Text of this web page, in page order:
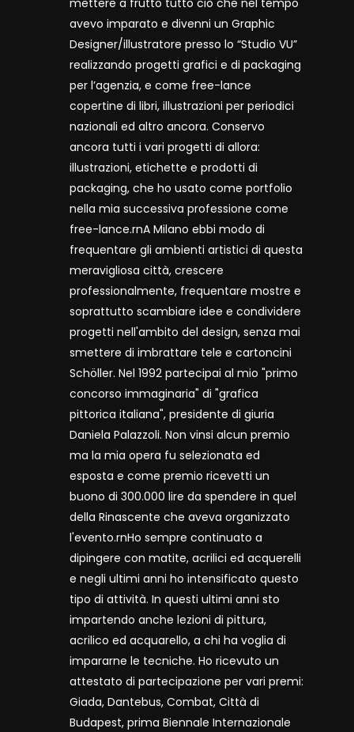
mettere a frutto tutto ciò che nel tempo
avevo imparato e divenni un Graphic
Designer/illustratore presso lo “Studio VU”
realizzando progetti grafici e di packaging
per l’agenzia, e come free-lance
copertine di libri, illustrazioni per periodici
nazionali ed altro ancora. Conservo
ancora tutti i vari progetti di allora:
illustrazioni, etichette e prodotti di
packaging, che ho usato come portfolio
nella mia successiva professione come
free-lance.rnA Milano ebbi modo di
frequentare gli ambienti artistici di questa
meravigliosa città, crescere
professionalmente, frequentare mostre e
soprattutto scambiare idee e condividere
progetti nell'ambito del design, senza mai
smettere di imbrattare tele e cartoncini
Schöller. Nel 1992 partecipai al mio "primo
concorso immaginaria" di "grafica
pittorica italiana", presidente di giuria
Daniela Palazzoli. Non vinsi alcun premio
ma la mia opera fu selezionata ed
esposta e come premio ricevetti un
buono di 300.000 lire da spendere in quel
della Rinascente che aveva organizzato
l'evento.rnHo sempre continuato a
dipingere con matite, acrilici ed acquerelli
e negli ultimi anni ho intensificato questo
tipo di attività. In questi ultimi anni sto
impartendo anche lezioni di pittura,
acrilico ed acquarello, a chi ha voglia di
impararne le tecniche. Ho ricevuto un
attestato di partecipazione per vari premi:
Giada, Dantebus, Combat, Città di
Budapest, prima Biennale Internazionale